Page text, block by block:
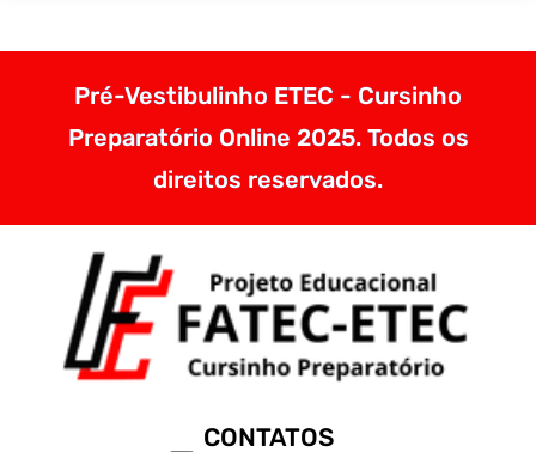
Pré-Vestibulinho ETEC - Cursinho
Preparatório Online 2025. Todos os
direitos reservados.
CONTATOS